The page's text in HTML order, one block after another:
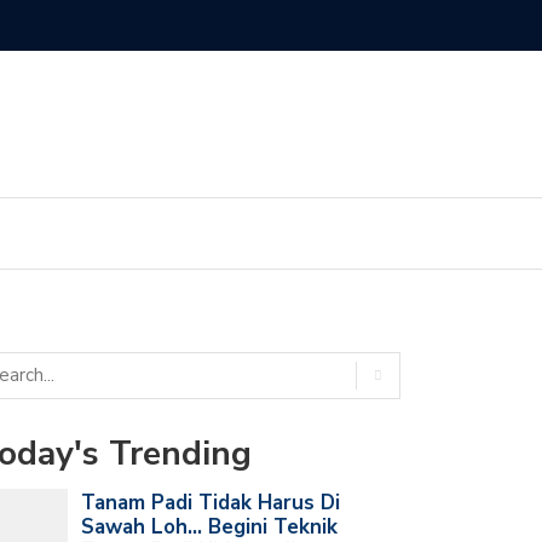
Trending